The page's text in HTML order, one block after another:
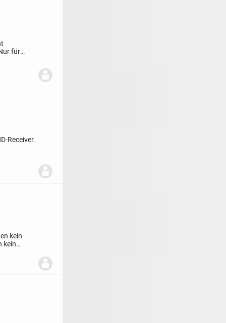
für
Receiver.
kein
kein